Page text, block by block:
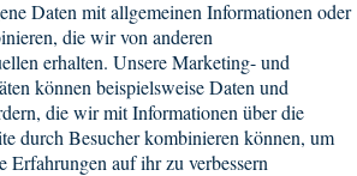
Daten mit allgemeinen Informationen oder
die wir von anderen
erhalten. Unsere Marketing- und
können beispielsweise Daten und
die wir mit Informationen über die
durch Besucher kombinieren können, um
Erfahrungen auf ihr zu verbessern